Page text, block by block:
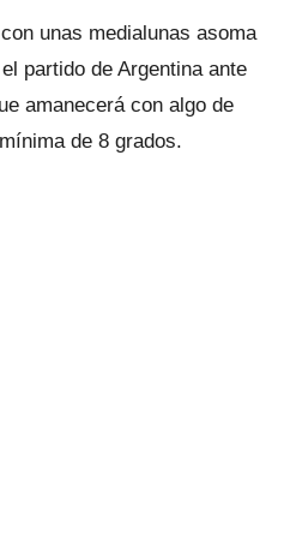
unas medialunas asoma
partido de Argentina ante
amanecerá con algo de
de 8 grados.